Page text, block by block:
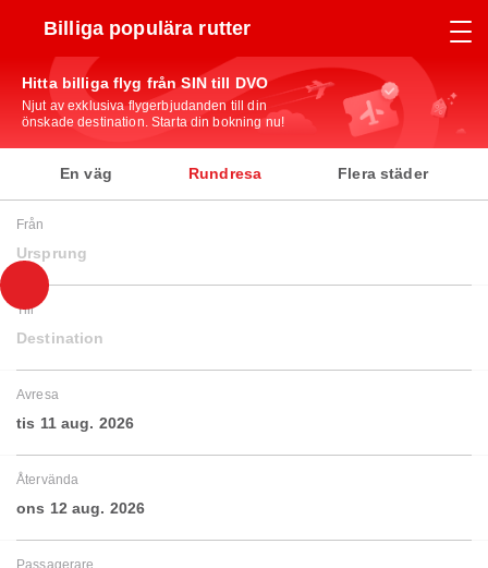
Billiga populära rutter
Hitta billiga flyg från SIN till DVO
Njut av exklusiva flygerbjudanden till din
önskade destination. Starta din bokning nu!
En väg Rundresa Flera städer
Från
Ursprung
Till
Destination
Avresa
tis 11 aug. 2026
Återvända
ons 12 aug. 2026
Passagerare